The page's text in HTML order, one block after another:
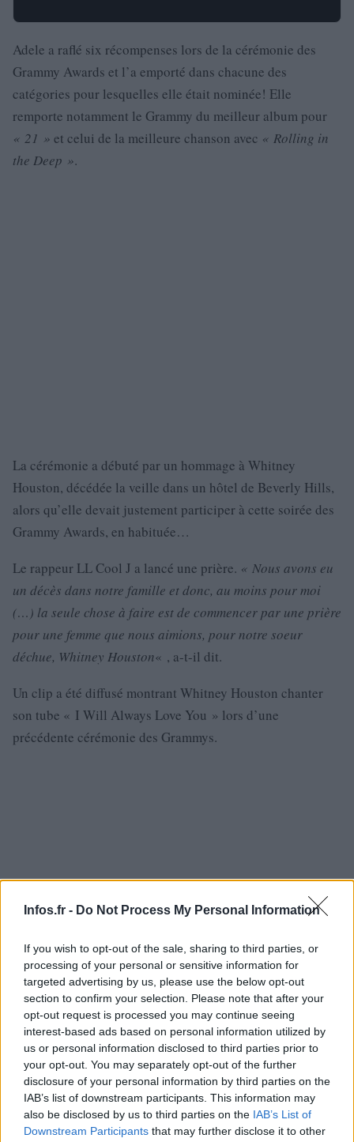
Infos.fr - Do Not Process My Personal Information
If you wish to opt-out of the sale, sharing to third parties, or
processing of your personal or sensitive information for
targeted advertising by us, please use the below opt-out
section to confirm your selection. Please note that after your
opt-out request is processed you may continue seeing
interest-based ads based on personal information utilized by
us or personal information disclosed to third parties prior to
your opt-out. You may separately opt-out of the further
disclosure of your personal information by third parties on the
IAB’s list of downstream participants. This information may
also be disclosed by us to third parties on the IAB’s List of
Downstream Participants that may further disclose it to other
Adele a raflé six récompenses lors de la cérémonie des
Grammy Awards et l’a emporté dans chacune des
catégories pour lesquelles elle était nominée! Elle
remporte notamment le Grammy du meilleur album pour
« 21 » et celui de la meilleure chanson avec « Rolling in
the Deep ».
La cérémonie a débuté par un hommage à Whitney
Houston, décédée la veille dans un hôtel de Beverly Hills,
alors qu’elle devait justement participer à cette soirée des
Grammy Awards, en habituée…
Le rappeur LL Cool J a lancé une prière. « Nous avons eu
un décès dans notre famille et donc, au moins pour moi
(…) la seule chose à faire est de commencer par une prière
pour une femme que nous aimions, pour notre soeur
déchue, Whitney Houston« , a-t-il dit.
Un clip a été diffusé montrant Whitney Houston chanter
son tube « I Will Always Love You » lors d’une
précédente cérémonie des Grammys.
Le groupe Foo Fighters a pour sa part été distingué à cinq
reprises dans la catégorie rock, notamment pour sa
chanson «Walk« .